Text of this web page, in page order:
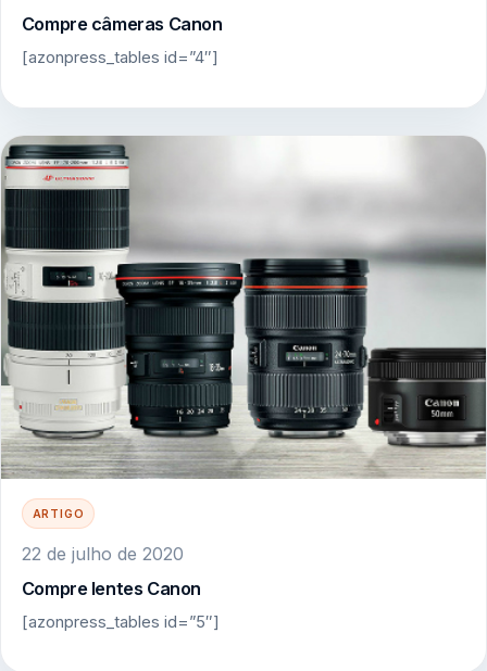
Compre câmeras Canon
[azonpress_tables id=”4″]
ARTIGO
22 de julho de 2020
Compre lentes Canon
[azonpress_tables id=”5″]